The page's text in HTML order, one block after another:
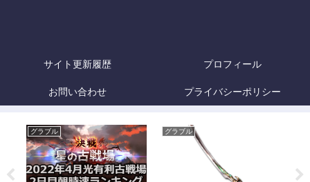
サイト更新履歴 プロフィール
お問い合わせ プライバシーポリシー
グラブル グラブル